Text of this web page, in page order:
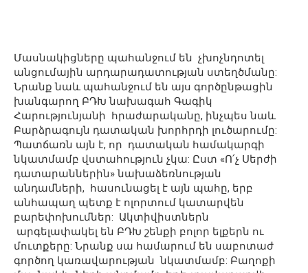
Մասնակիցները պահանջում են չխոչնդոտել
անցումային արդարադատության ստեղծմանը:
Նրանք նաև պահանջում են այս գործընթացին
խանգարող ԲԴԽ նախագահ Գագիկ
Հարությունյանի հրաժարականը, ինչպես նաև
Բարձրագույն դատական խորհրդի լուծարումը:
Պատճառն այն է, որ դատական համակարգի
նկատմամբ վստահություն չկա: Ըստ «Ո՛չ Սերժի
դատարաններին» նախաձեռնության
անդամների, հասունացել է այն պահը, երբ
անհապաղ պետք է ոլորտում կատարվեն
բարեփոխումներ: Ակտիվիստներն
արգելափակել են ԲԴԽ շենքի բոլոր ելքերն ու
մուտքերը: Նրանք սա համարում են սաբոտաժ
գործող կառավարության նկատմամբ: Բաղոքի